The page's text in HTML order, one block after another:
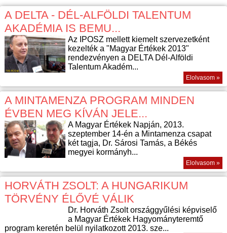
A DELTA - DÉL-ALFÖLDI TALENTUM
AKADÉMIA IS BEMU...
Az IPOSZ mellett kiemelt szervezetként
kezelték a "Magyar Értékek 2013"
rendezvényen a DELTA Dél-Alföldi
Talentum Akadém...
Elolvasom »
A MINTAMENZA PROGRAM MINDEN
ÉVBEN MEG KÍVÁN JELE...
A Magyar Értékek Napján, 2013.
szeptember 14-én a Mintamenza csapat
két tagja, Dr. Sárosi Tamás, a Békés
megyei kormányh...
Elolvasom »
HORVÁTH ZSOLT: A HUNGARIKUM
TÖRVÉNY ÉLŐVÉ VÁLIK
Dr. Horváth Zsolt országgyűlési képviselő
a Magyar Értékek Hagyományteremtő
program keretén belül nyilatkozott 2013. sze...